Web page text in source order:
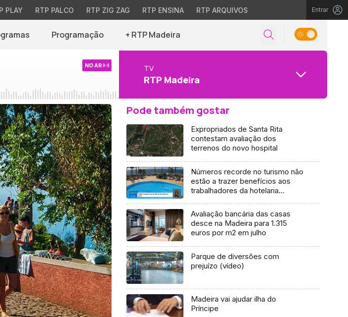
PLAY RTP PALCO RTP ZIG ZAG RTP ENSINA RTP ARQUIVOS Entrar
Programação + RTP Madeira
NO AR TV
RTP Madeira
Pode também gostar
Expropriados de Santa Rita
contestam avaliação dos
terrenos do novo hospital
Números recorde no turismo não
estão a trazer benefícios aos
trabalhadores da hotelaria
Avaliação bancária das casas
desce na Madeira para 1.315
euros por m2 em julho
Parque de diversões com
prejuízo (vídeo)
Madeira vai ajudar ilha do
Príncipe